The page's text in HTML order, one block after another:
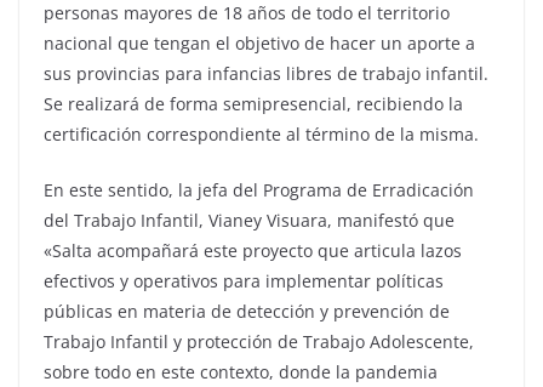
personas mayores de 18 años de todo el territorio
nacional que tengan el objetivo de hacer un aporte a
sus provincias para infancias libres de trabajo infantil.
Se realizará de forma semipresencial, recibiendo la
certificación correspondiente al término de la misma.
En este sentido, la jefa del Programa de Erradicación
del Trabajo Infantil, Vianey Visuara, manifestó que
«Salta acompañará este proyecto que articula lazos
efectivos y operativos para implementar políticas
públicas en materia de detección y prevención de
Trabajo Infantil y protección de Trabajo Adolescente,
sobre todo en este contexto, donde la pandemia